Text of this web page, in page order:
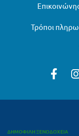
Τρόποι
ΔΗΜΟΦΙΛΗ ΞΕΝΟΔΟΧΕΙΑ